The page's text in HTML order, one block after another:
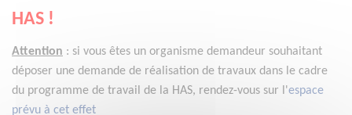
HAS !
Attention : si vous êtes un organisme demandeur souhaitant
déposer une demande de réalisation de travaux dans le cadre
du programme de travail de la HAS, rendez-vous sur l'espace
prévu à cet effet